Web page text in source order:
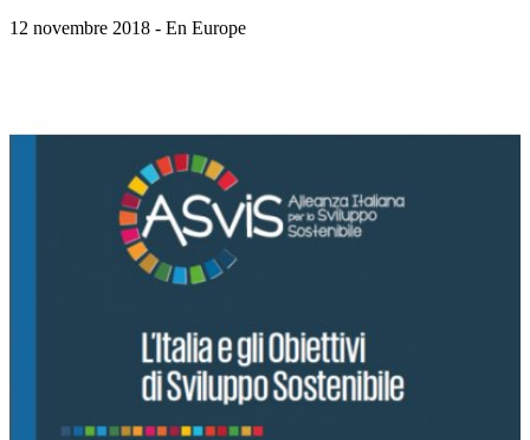
12 novembre 2018 - En Europe